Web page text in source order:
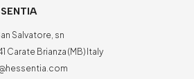
件 Salvatore, sn
Carate Brianza (MB) Italy